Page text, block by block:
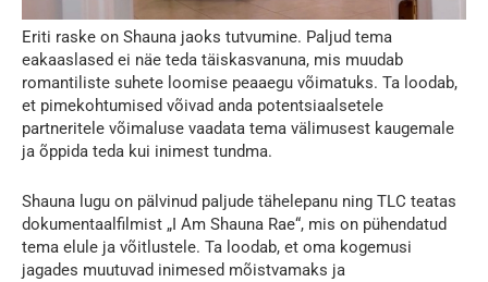
Eriti raske on Shauna jaoks tutvumine. Paljud tema
eakaaslased ei näe teda täiskasvanuna, mis muudab
romantiliste suhete loomise peaaegu võimatuks. Ta loodab,
et pimekohtumised võivad anda potentsiaalsetele
partneritele võimaluse vaadata tema välimusest kaugemale
ja õppida teda kui inimest tundma.
Shauna lugu on pälvinud paljude tähelepanu ning TLC teatas
dokumentaalfilmist „I Am Shauna Rae“, mis on pühendatud
tema elule ja võitlustele. Ta loodab, et oma kogemusi
jagades muutuvad inimesed mõistvamaks ja